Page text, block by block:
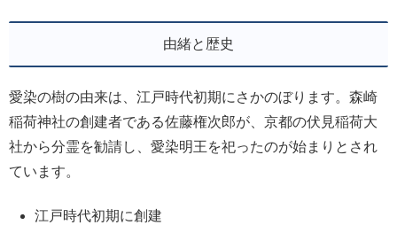
由緒と歴史
愛染の樹の由来は、江戸時代初期にさかのぼります。森崎
稲荷神社の創建者である佐藤権次郎が、京都の伏見稲荷大
社から分霊を勧請し、愛染明王を祀ったのが始まりとされ
ています。
江戸時代初期に創建